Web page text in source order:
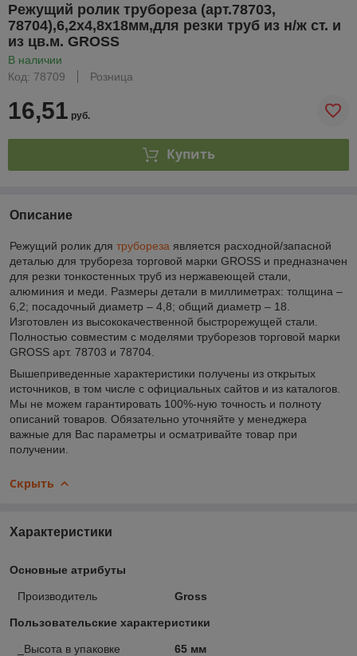
Режущий ролик трубореза (арт.78703,
78704),6,2х4,8х18мм,для резки труб из н/ж ст. и
из цв.м. GROSS
В наличии
Код: 78709
Розница
16,51 руб.
Купить
Описание
Режущий ролик для трубореза является расходной/запасной
деталью для трубореза торговой марки GROSS и предназначен
для резки тонкостенных труб из нержавеющей стали,
алюминия и меди. Размеры детали в миллиметрах: толщина –
6,2; посадочный диаметр – 4,8; общий диаметр – 18.
Изготовлен из высококачественной быстрорежущей стали.
Полностью совместим с моделями труборезов торговой марки
GROSS арт. 78703 и 78704.
Вышеприведенные характеристики получены из открытых
источников, в том числе с официальных сайтов и из каталогов.
Мы не можем гарантировать 100%-ную точность и полноту
описаний товаров. Обязательно уточняйте у менеджера
важные для Вас параметры и осматривайте товар при
получении.
Скрыть
Характеристики
Основные атрибуты
Производитель Gross
Пользовательские характеристики
_Высота в упаковке
65 мм